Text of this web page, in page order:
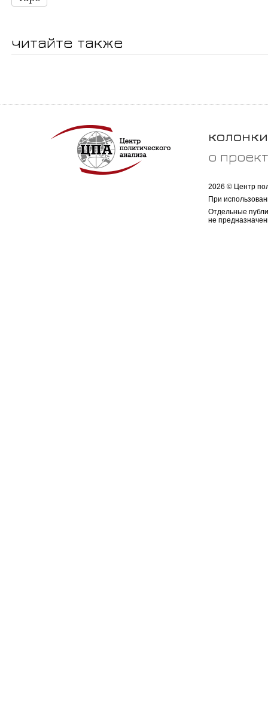
читайте также
колонки
о
2026 © Центр
При
Отдельные
не